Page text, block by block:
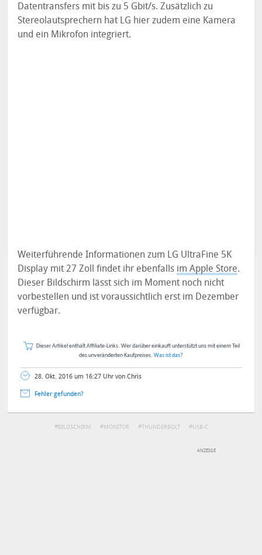
Datentransfers mit bis zu 5 Gbit/s. Zusätzlich zu
Stereolautsprechern hat LG hier zudem eine Kamera
und ein Mikrofon integriert.
Weiterführende Informationen zum LG UltraFine 5K
Display mit 27 Zoll findet ihr ebenfalls im Apple Store.
Dieser Bildschirm lässt sich im Moment noch nicht
vorbestellen und ist voraussichtlich erst im Dezember
verfügbar.
Dieser Artikel enthält Affiliate-Links. Wer darüber einkauft unterstützt uns mit einem Teil
des unveränderten Kaufpreises. Was ist das?
28. Okt. 2016 um 16:27 Uhr von Chris
Fehler gefunden?
BILDSCHIRM MONITOR THUNDERBOLT USB-C